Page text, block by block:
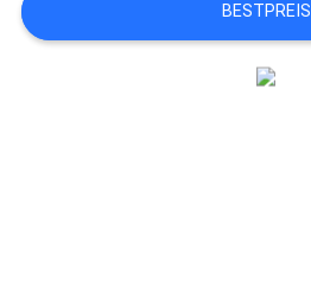
NEUIGKEITEN
BESTPREIS